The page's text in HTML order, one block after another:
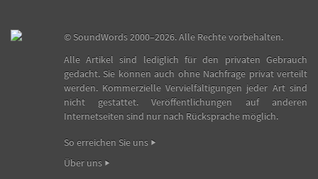
©SoundWords2000–2026. Alle Rechte vorbehalten.
Alle Artikel sind lediglich für den privaten Gebrauch
gedacht. Sie können auch ohne Nachfrage privat verteilt
werden. Kommerzielle Vervielfältigungen jeder Art sind
nicht gestattet. Veröffentlichungen auf anderen
Internetseiten sind nur nach Rücksprache möglich.
So erreichen Sie uns
Über uns